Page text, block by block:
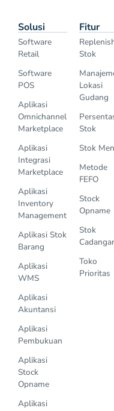
Solusi
Software
Retail
Software
POS
Aplikasi
Omnichannel
Marketplace
Aplikasi
Integrasi
Marketplace
Aplikasi
Inventory
Management
Aplikasi Stok
Barang
Aplikasi
WMS
Aplikasi
Akuntansi
Aplikasi
Pembukuan
Aplikasi
Stock
Opname
Aplikasi
Fitur
Stok
Lokasi
Gudang
Stok
Stok
Metode
FEFO
Stock
Opname
Stok
Toko
Prioritas